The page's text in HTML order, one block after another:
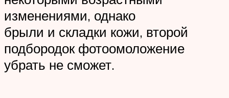
изменениями, однако
брыли и складки кожи, второй
подбородок фотоомоложение
убрать не сможет.